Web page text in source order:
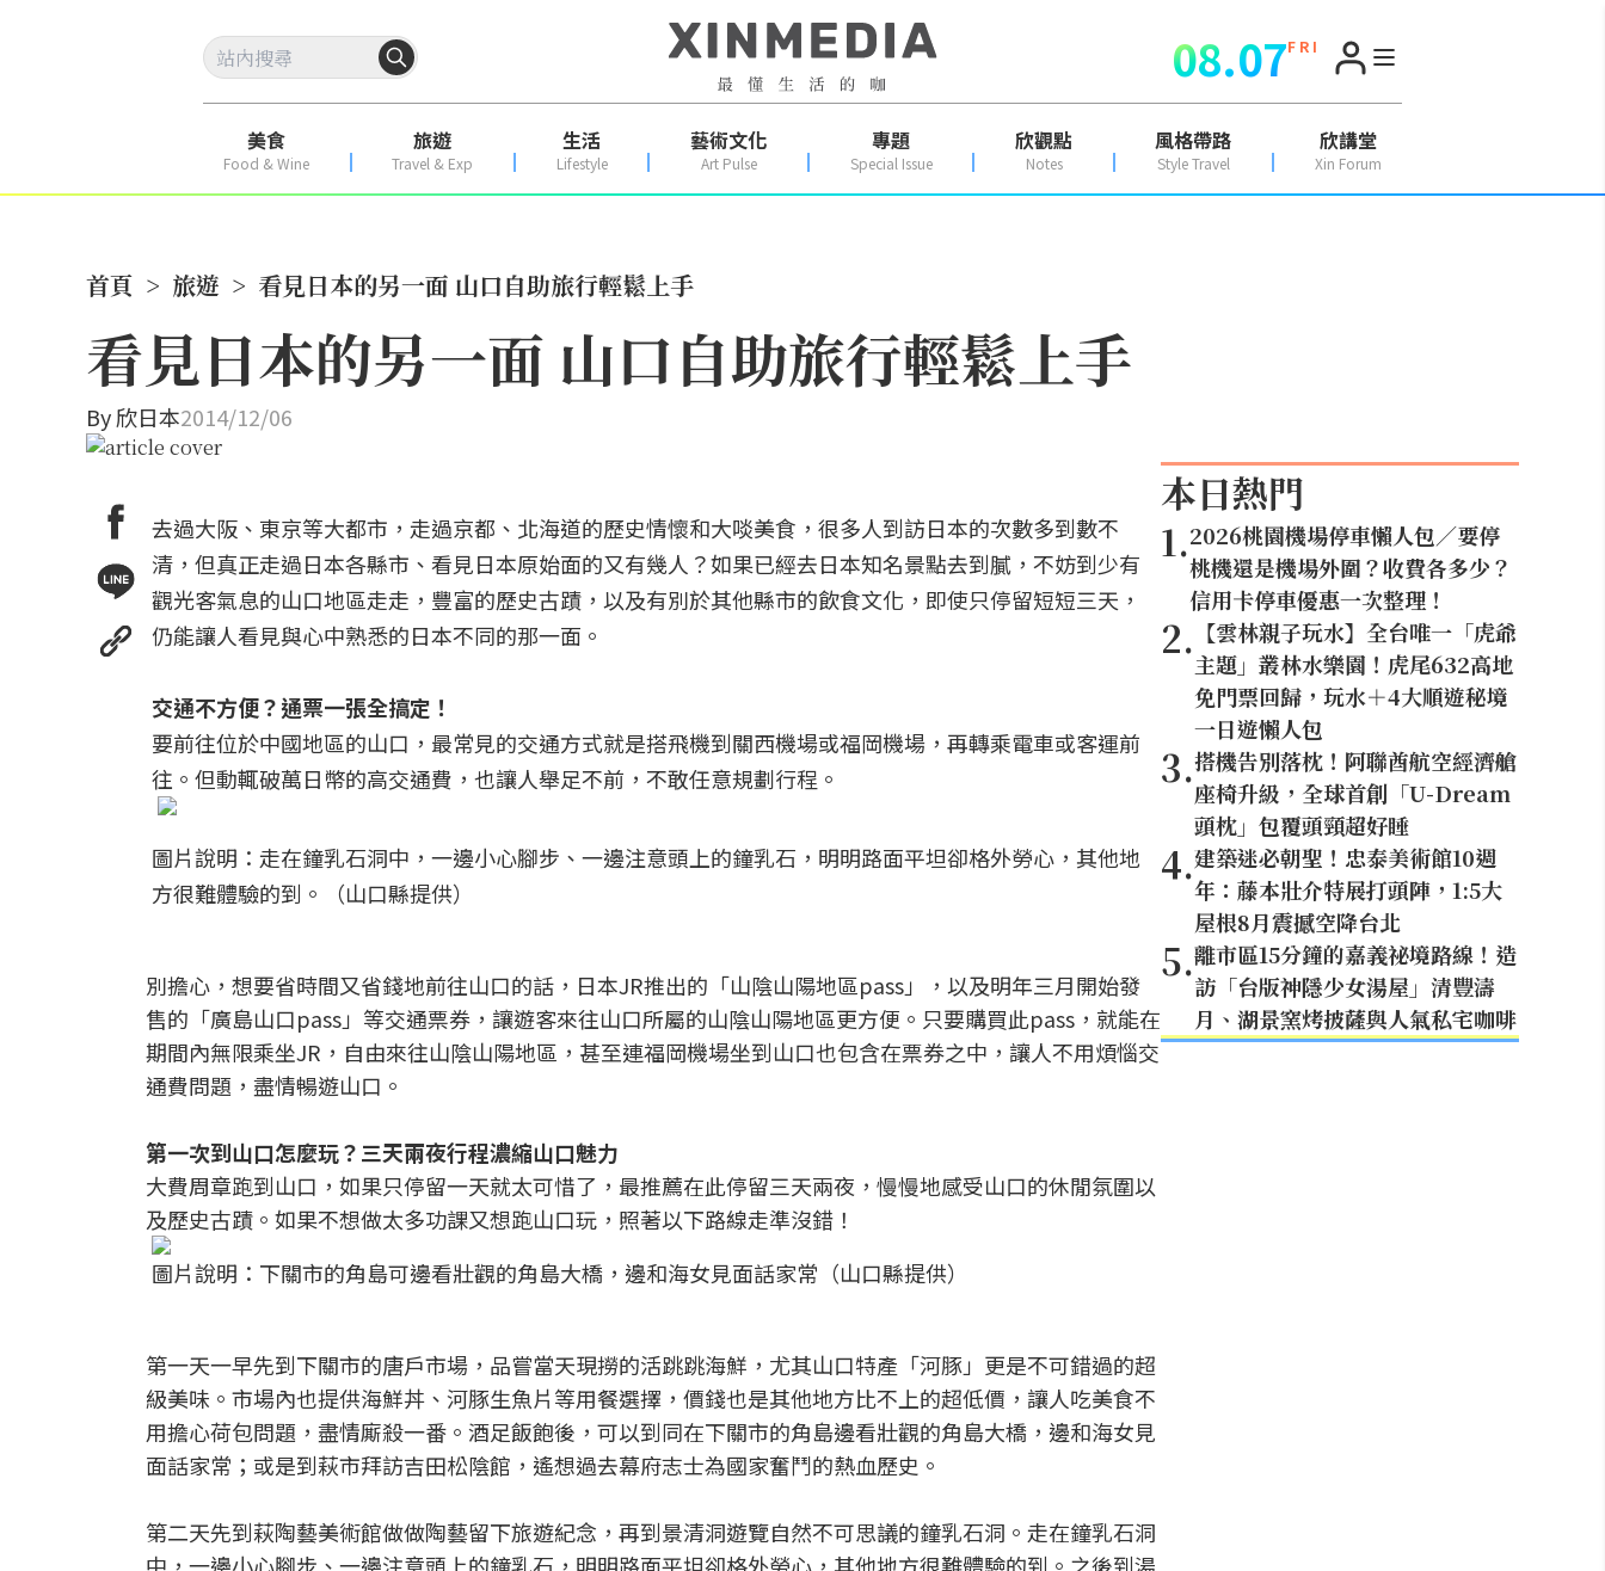
08.07F R I
美食
Food & Wine
旅遊
Travel & Exp
生活
Lifestyle
藝術文化
Art Pulse
專題
Special Issue
欣觀點
Notes
風格帶路
Style Travel
欣講堂
Xin Forum
首頁 > 旅遊 > 看見日本的另一面 山口自助旅行輕鬆上手
看見日本的另一面 山口自助旅行輕鬆上手
By欣日本2014/12/06
去過大阪、東京等大都市，走過京都、北海道的歷史情懷和大啖美食，很多人到訪日本的次數多到數不
清，但真正走過日本各縣市、看見日本原始面的又有幾人？如果已經去日本知名景點去到膩，不妨到少有
觀光客氣息的山口地區走走，豐富的歷史古蹟，以及有別於其他縣市的飲食文化，即使只停留短短三天，
仍能讓人看見與心中熟悉的日本不同的那一面。
交通不方便？通票一張全搞定！
要前往位於中國地區的山口，最常見的交通方式就是搭飛機到關西機場或福岡機場，再轉乘電車或客運前
往。但動輒破萬日幣的高交通費，也讓人舉足不前，不敢任意規劃行程。
圖片說明：走在鐘乳石洞中，一邊小心腳步、一邊注意頭上的鐘乳石，明明路面平坦卻格外勞心，其他地
方很難體驗的到。（山口縣提供）
別擔心，想要省時間又省錢地前往山口的話，日本JR推出的「山陰山陽地區pass」，以及明年三月開始發
售的「廣島山口pass」等交通票券，讓遊客來往山口所屬的山陰山陽地區更方便。只要購買此pass，就能在
期間內無限乘坐JR，自由來往山陰山陽地區，甚至連福岡機場坐到山口也包含在票券之中，讓人不用煩惱交
通費問題，盡情暢遊山口。
第一次到山口怎麼玩？三天兩夜行程濃縮山口魅力
大費周章跑到山口，如果只停留一天就太可惜了，最推薦在此停留三天兩夜，慢慢地感受山口的休閒氛圍以
及歷史古蹟。如果不想做太多功課又想跑山口玩，照著以下路線走準沒錯！
圖片說明：下關市的角島可邊看壯觀的角島大橋，邊和海女見面話家常（山口縣提供）
第一天一早先到下關市的唐戶市場，品嘗當天現撈的活跳跳海鮮，尤其山口特產「河豚」更是不可錯過的超
級美味。市場內也提供海鮮丼、河豚生魚片等用餐選擇，價錢也是其他地方比不上的超低價，讓人吃美食不
用擔心荷包問題，盡情廝殺一番。酒足飯飽後，可以到同在下關市的角島邊看壯觀的角島大橋，邊和海女見
面話家常；或是到萩市拜訪吉田松陰館，遙想過去幕府志士為國家奮鬥的熱血歷史。
第二天先到萩陶藝美術館做做陶藝留下旅遊紀念，再到景清洞遊覽自然不可思議的鐘乳石洞。走在鐘乳石洞
本日熱門
1.2026桃園機場停車懶人包／要停
桃機還是機場外圍？收費各多少？
信用卡停車優惠一次整理！
2. 【雲林親子玩水】全台唯一「虎爺
主題」叢林水樂園！虎尾632高地
免門票回歸，玩水＋4大順遊秘境
一日遊懶人包
3.搭機告別落枕！阿聯酋航空經濟艙
座椅升級，全球首創「U-Dream
頭枕」包覆頭頸超好睡
4.建築迷必朝聖！忠泰美術館10週
年：藤本壯介特展打頭陣，1:5大
屋根8月震撼空降台北
5.離市區15分鐘的嘉義祕境路線！造
訪「台版神隱少女湯屋」清豐濤
月、湖景窯烤披薩與人氣私宅咖啡